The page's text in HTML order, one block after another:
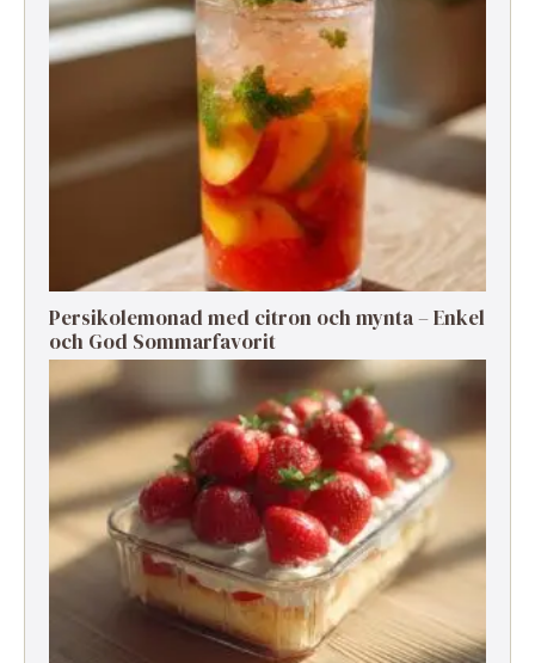
Persikolemonad med citron och mynta – Enkel
och God Sommarfavorit